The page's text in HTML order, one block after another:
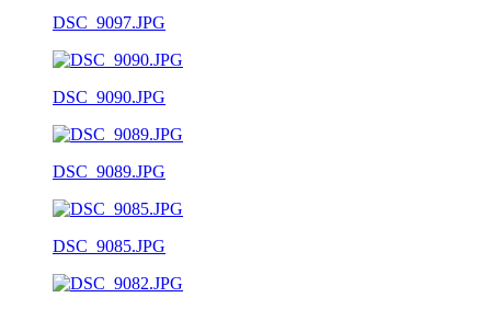
DSC_9097.JPG
DSC_9090.JPG
DSC_9089.JPG
DSC_9085.JPG